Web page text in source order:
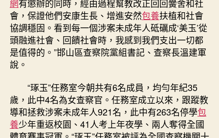
網有懲辦的同時，經由過程幫教改正回回黌舍和社
會，保證他們安康生長、增進安然包養扶植和社會
協調穩固。看到每一個涉案未成年人砥礪成‘美玉’從
頭融進社會、回饋社會時，我感到我們支出一切都
是值得的。”邯山區查察院黨組書記、查察長溫建軍
說。
“琢玉”任務室今朝共有6名成員，均勻年紀35
歲，此中4名為女查察官。任務室成立以來，跟蹤教
導和拯救涉案未成年人921名，此中有263名停學包
養少年重返校園、41人考上年夜學、兩人奪得全國